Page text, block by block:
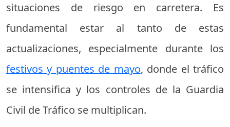
situaciones de riesgo en carretera. Es
fundamental estar al tanto de estas
actualizaciones, especialmente durante los
festivos y puentes de mayo, donde el tráfico
se intensifica y los controles de la Guardia
Civil de Tráfico se multiplican.